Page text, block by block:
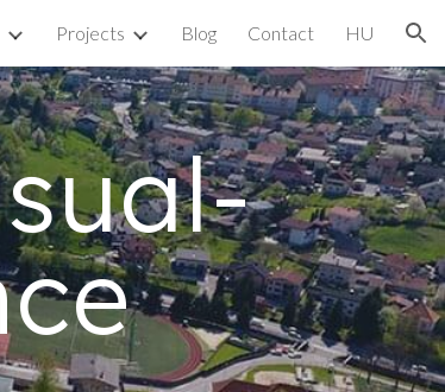
Projects Blog Contact HU